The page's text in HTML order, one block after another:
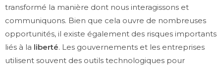
transformé la manière dont nous interagissons et
communiquons. Bien que cela ouvre de nombreuses
opportunités, il existe également des risques importants
liés à la liberté. Les gouvernements et les entreprises
utilisent souvent des outils technologiques pour